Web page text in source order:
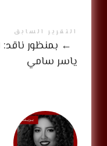
التقرير السابق
← بمنظور ناقد:
ياسر سامي